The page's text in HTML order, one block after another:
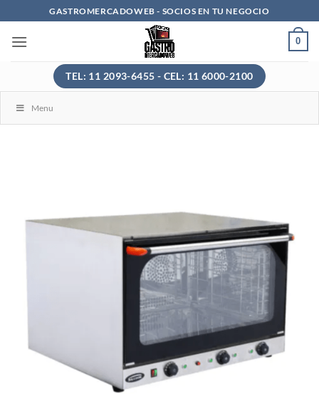
al
contenido
GASTROMERCADOWEB - SOCIOS EN TU NEGOCIO
0
TEL: 11 2093-6455 - CEL: 11 6000-2100
Menu